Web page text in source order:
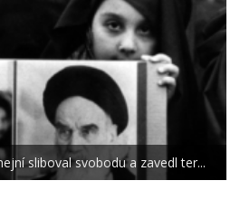
sliboval svobodu a zavedl ter...